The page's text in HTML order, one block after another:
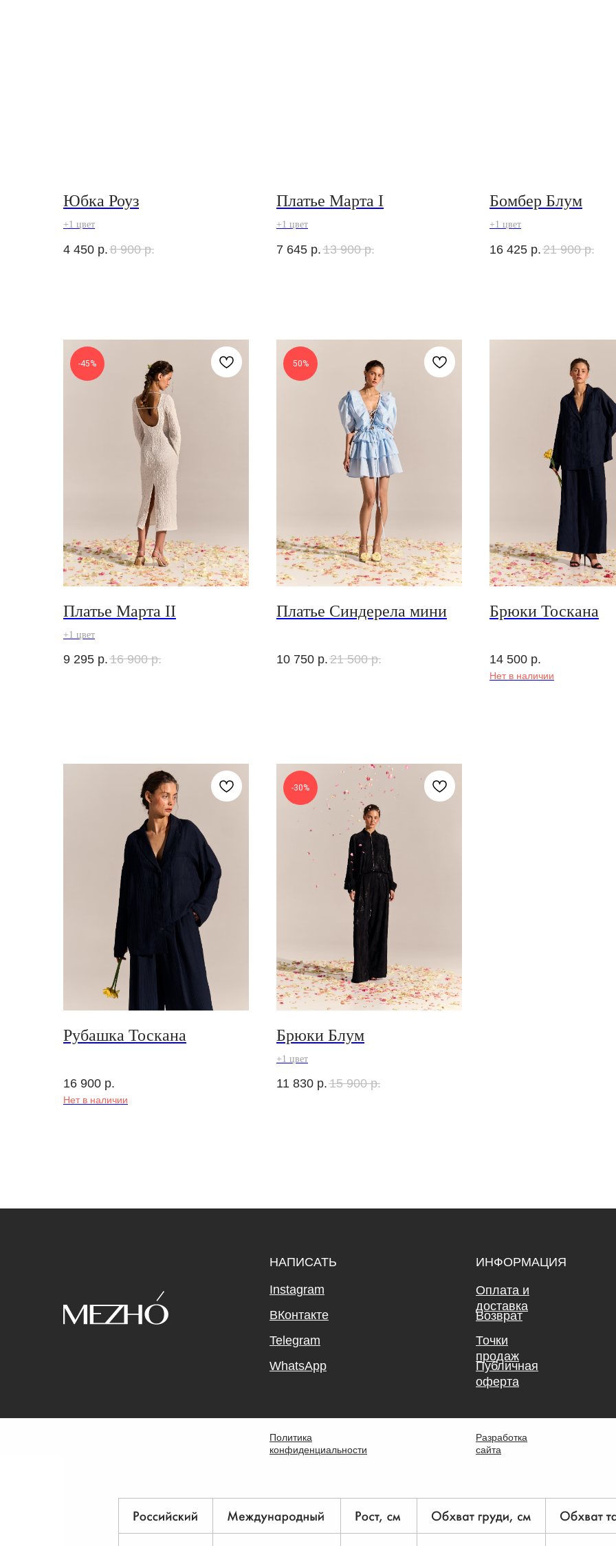
Юбка Роуз
+1 цвет
4 450 р. 8 900 р.
Платье Марта I
+1 цвет
7 645 р. 13 900 р.
Бомбер Блум
+1 цвет
16 425 р. 21 900 р.
-45%
Платье Марта II
+1 цвет
9 295 р. 16 900 р.
50%
Платье Синдерела мини
10 750 р. 21 500 р.
Брюки Тоскана
14 500 р.
Нет в наличии
Рубашка Тоскана
16 900 р.
Нет в наличии
-30%
Брюки Блум
+1 цвет
11 830 р. 15 900 р.
НАПИСАТЬ
Instagram
ВКонтакте
Telegram
WhatsApp
ИНФОРМАЦИЯ
Оплата и
доставка
Возврат
Точки
продаж
Публичная
оферта
Политика
конфиденциальности
Разработка
сайта